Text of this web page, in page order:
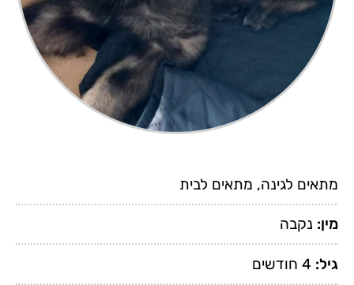
מתאים לגינה, מתאים לבית
מין: נקבה
גיל: